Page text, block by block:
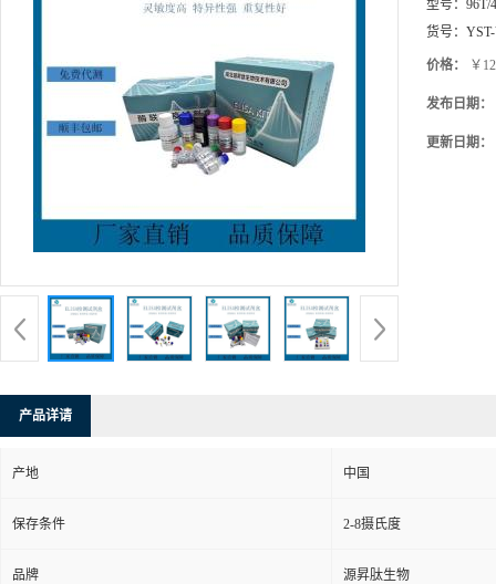
型号： 96T/
货号：
价格： ￥
发布日期：
更新日期：
产品详请
产地 中国
保存条件 2-8摄氏度
品牌 源昇肽生物